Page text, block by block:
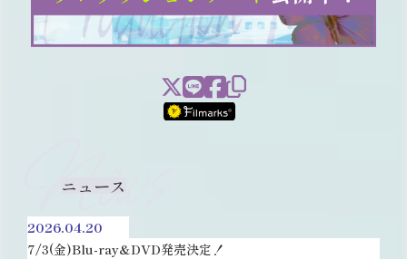
ニュース
2026.04.20
7/3(金)Blu-ray&DVD発売決定！